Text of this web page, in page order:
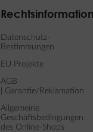
Datenschutz-
Bestimmungen
EU Projekte
AGB
| Garantie/Reklamation
Allgemeine
Geschäftsbedingungen
des Online-Shops